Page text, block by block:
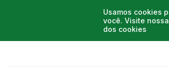
Usamos cookies
você. Visite nossa
dos cookies